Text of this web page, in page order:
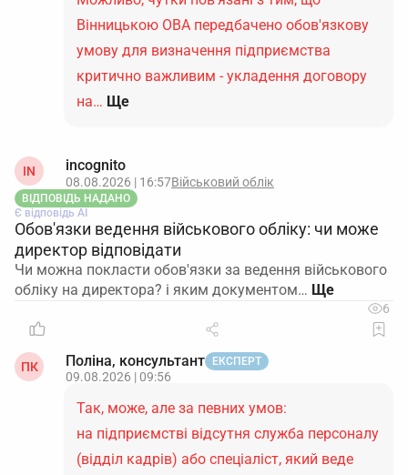
Вінницькою ОВА передбачено обов'язкову
умову для визначення підприємства
критично важливим - укладення договору
на… Ще
IN incognito
08.08.2026 | 16:57Військовий облік
ВІДПОВІДЬ НАДАНО
Є відповідь АІ
Обов'язки ведення військового обліку: чи може
директор відповідати
Чи можна покласти обов'язки за ведення військового
обліку на директора? і яким документом…
6
ПК Поліна, консультант ЕКСПЕРТ
09.08.2026 | 09:56
Так, може, але за певних умов:
на підприємстві відсутня служба персоналу
(відділ кадрів) або спеціаліст, який веде